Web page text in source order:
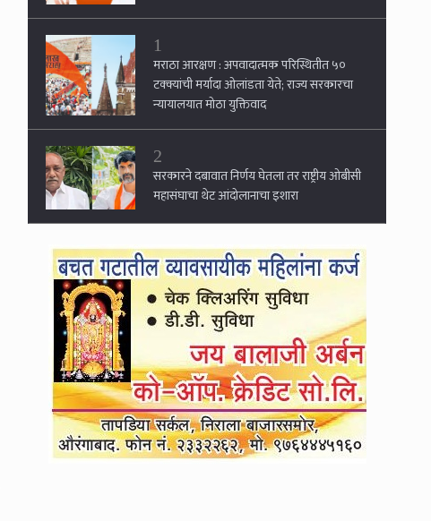
1
मराठा आरक्षण : अपवादात्मक परिस्थितीत ५०
टक्क्यांची मर्यादा ओलांडता येते; राज्य सरकारचा
न्यायालयात मोठा युक्तिवाद
2
सरकारने दबावात निर्णय घेतला तर राष्ट्रीय ओबीसी
महासंघाचा थेट आंदोलानाचा इशारा
3
जंतर-मंतरवर झालेले आंदोलन ही तर सुरुवात, राज
ठाकरेंचे महत्त्वाचे विधान
महाराष्ट्रात पुन्हा भगवं वादळ? आंदोलनासाठी मनोज
जरांगे यांची मोठी फिल्डिंग